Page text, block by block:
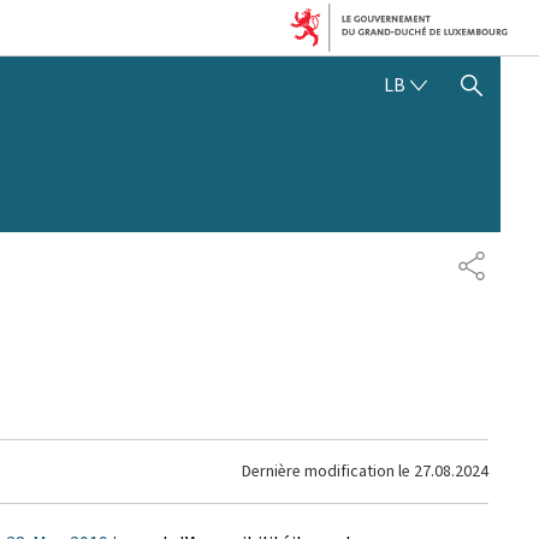
LB SHOW HIDE SEARCH
Dernière modification le 27.08.2024